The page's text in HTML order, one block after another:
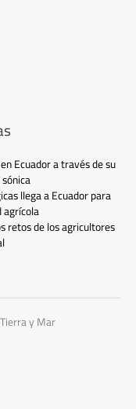
Ecuador a través de su
llega a Ecuador para
retos de los agricultores
y Mar